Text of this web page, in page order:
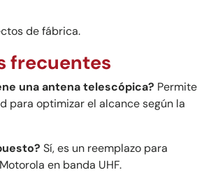
de fábrica.
frecuentes
una antena telescópica? Permite
para optimizar el alcance según la
Sí, es un reemplazo para
en banda UHF.